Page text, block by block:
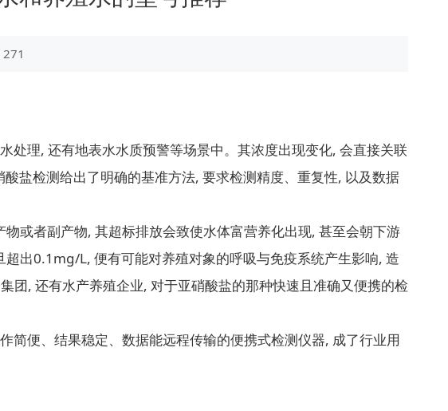
271
处理, 还有地表水水质预警等场景中。其浓度出现变化, 会直接关联
盐检测给出了明确的基准方法, 要求检测精度、重复性, 以及数据
或者副产物, 其超标排放会致使水体富营养化出现, 甚至会朝下游
出0.1mg/L, 便有可能对养殖对象的呼吸与免疫系统产生影响, 造
团, 还有水产养殖企业, 对于亚硝酸盐的那种快速且准确又便携的检
简便、结果稳定、数据能远程传输的便携式检测仪器, 成了行业用